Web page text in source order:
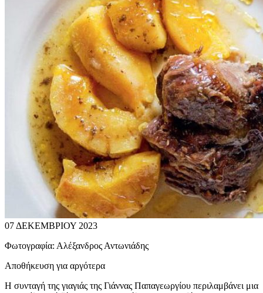
07 ΔΕΚΕΜΒΡΙΟΥ 2023
Φωτογραφία: Αλέξανδρος Αντωνιάδης
Αποθήκευση για αργότερα
Η συνταγή της γιαγιάς της Γιάννας Παπαγεωργίου περιλαμβάνει μια